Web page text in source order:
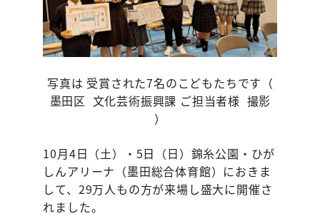
写真は 受賞された7名のこどもたちです（
墨田区 文化芸術振興課 ご担当者様 撮影
）
10月4日（土）・5日（日）錦糸公園・ひが
しんアリーナ（墨田総合体育館）におきま
して、29万人もの方が来場し盛大に開催さ
れました。